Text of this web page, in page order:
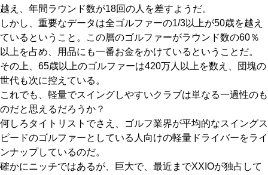
越え、年間ラウンド数が18回の人を差すようだ。
しかし、重要なデータは全ゴルファーの1/3以上が50歳を越え
ているということ。この層のゴルファーがラウンド数の60％
以上を占め、用品にも一番お金をかけているということだ。
その上、65歳以上のゴルファーは420万人以上を数え、団塊の
世代も次に控えている。
これでも、軽量でスイングしやすいクラブは単なる一過性のも
のだと思えるだろうか？
何しろタイトリストでさえ、ゴルフ業界が平均的なスイングス
ピードのゴルファーとしている人向けの軽量ドライバーをライ
ンナップしているのだ。
確かにニッチではあるが、巨大で、最近までXXIOが独占して
Golf News ゴルフニュース
REVIEWS 製品レビュー
DRIVERS ドライバー
FAIRWAY WOODS
HYBRIDS ハイブリッド
IRONS アイアン
WEDGES ウェッジ